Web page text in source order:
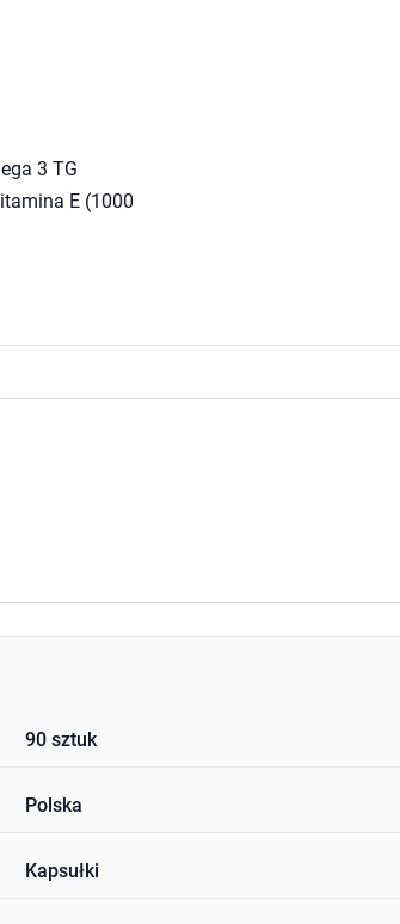
3 TG
E (1000
90 sztuk
Polska
Kapsułki